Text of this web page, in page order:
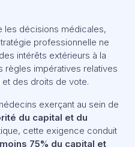
les décisions médicales,
professionnelle ne
intérêts extérieurs à la
règles impératives relatives
des droits de vote.
exerçant au sein de
du capital et du
cette exigence conduit
75% du capital et